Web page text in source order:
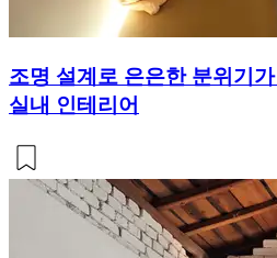
조명 설계로 은은한 분위기
실내 인테리어